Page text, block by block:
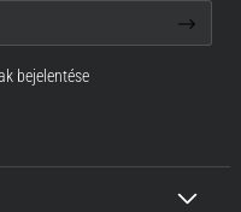
bejelentése